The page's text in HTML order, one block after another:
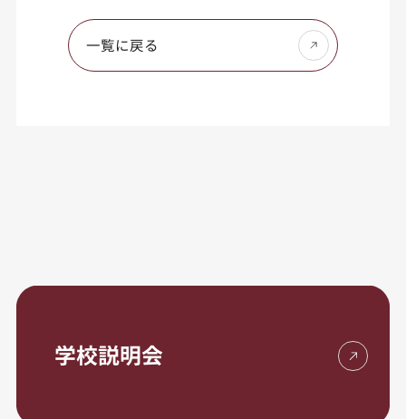
一覧に戻る
学校説明会